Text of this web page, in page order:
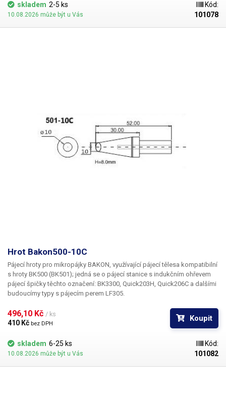
skladem 2-5 ks
10.08.2026 může být u Vás
Kód:
101078
Hrot Bakon500-10C
Pájecí hroty pro mikropájky BAKON, využívající pájecí tělesa kompatibilní
s hroty BK500 (BK501); jedná se o pájecí stanice s indukčním ohřevem
pájecí špičky těchto označení: BK3300, Quick203H, Quick206C a dalšími
budoucímy typy s pájecím perem LF305.
496,10 Kč / ks
410 Kč bez DPH
Koupit
skladem 6-25 ks
10.08.2026 může být u Vás
Kód:
101082